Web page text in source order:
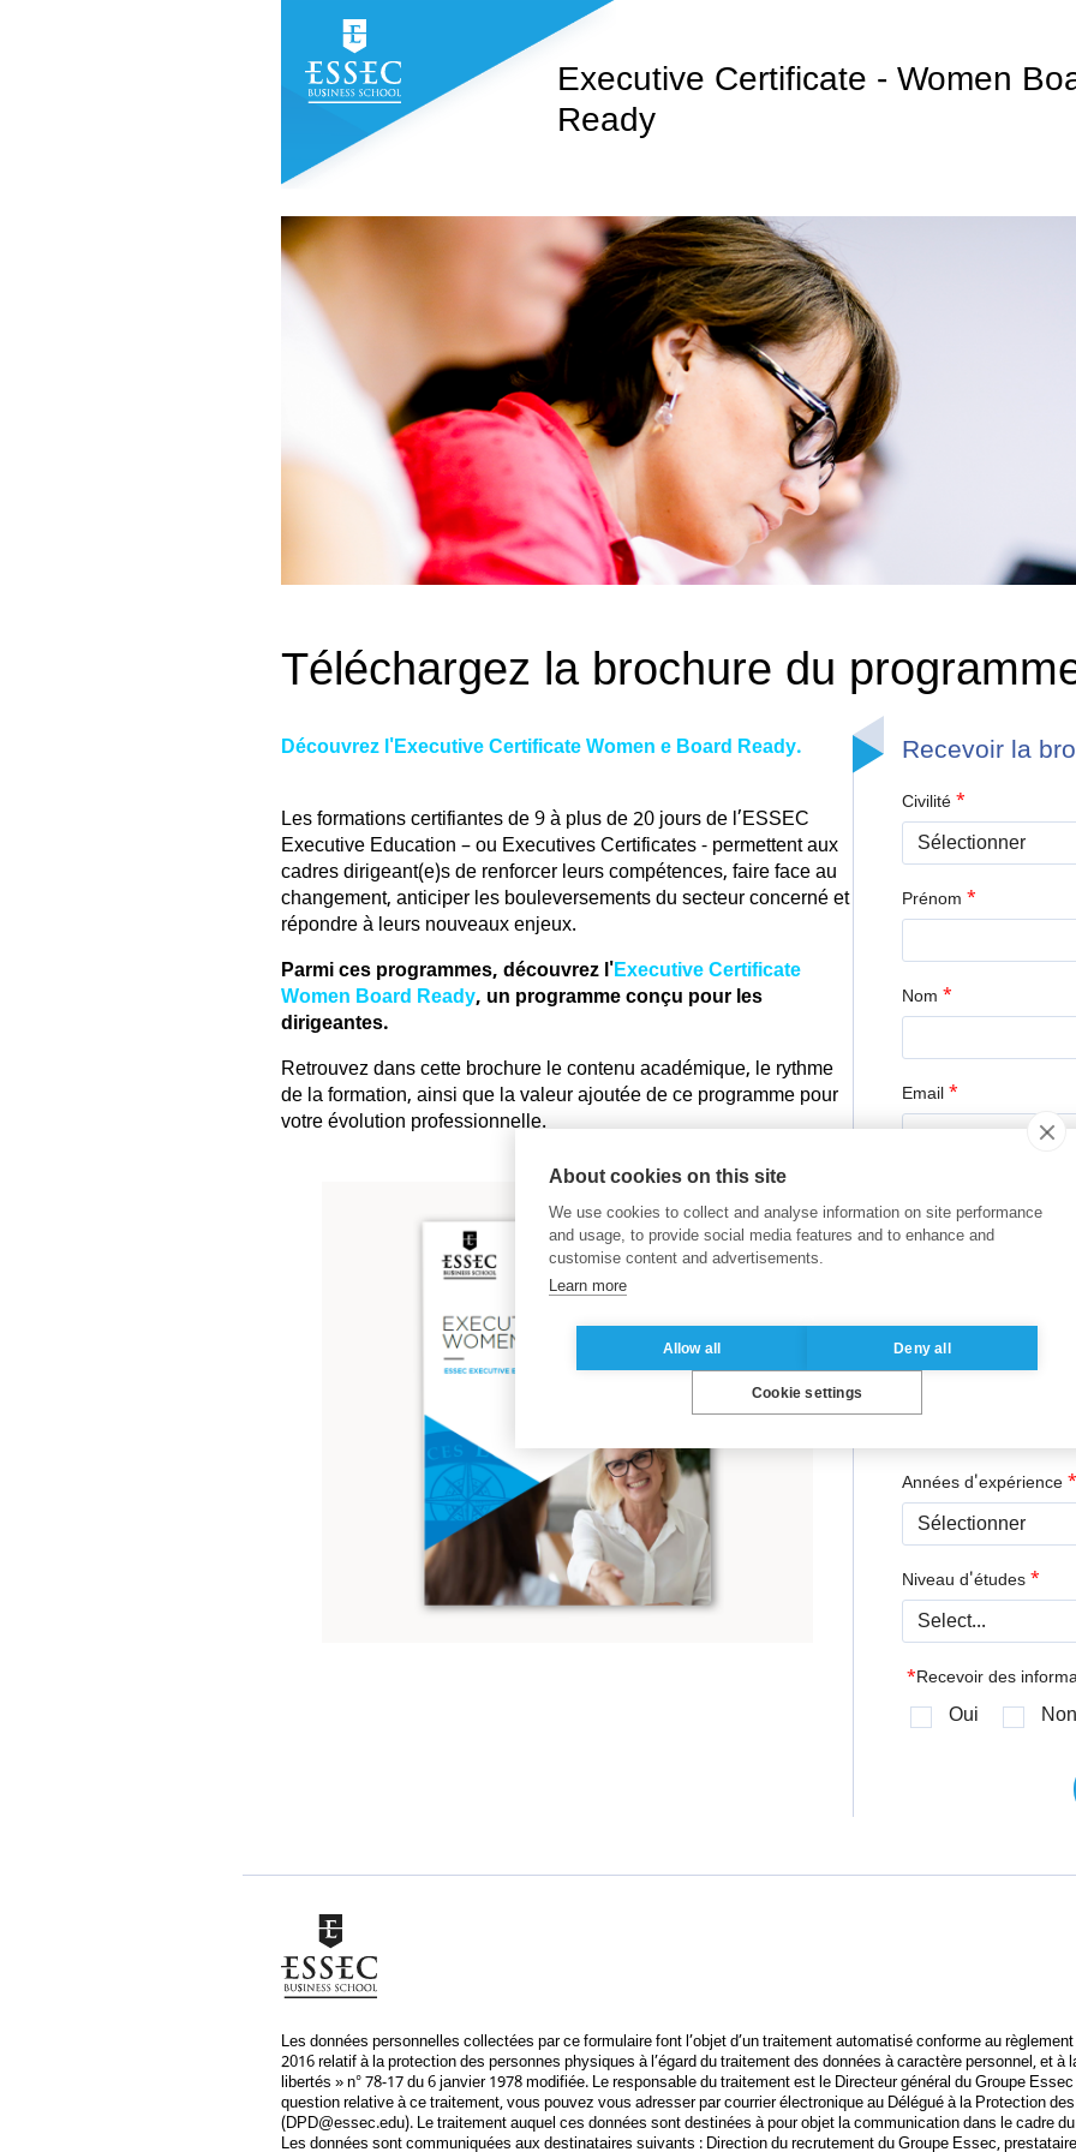
Executive Certificate - Women
Ready
Téléchargez la brochure du
Découvrez l'Executive Certificate Women e Board Ready.
Les formations certifiantes de 9 à plus de 20 jours de l’ESSEC
Executive Education – ou Executives Certificates - permettent aux
cadres dirigeant(e)s de renforcer leurs compétences, faire face au
changement, anticiper les bouleversements du secteur concerné et
répondre à leurs nouveaux enjeux.
Parmi ces programmes, découvrez l'Executive Certificate
Women Board Ready, un programme conçu pour les
dirigeantes.
Retrouvez dans cette brochure le contenu académique, le rythme
de la formation, ainsi que la valeur ajoutée de ce programme pour
votre évolution professionnelle.
Recevoir la
*
Civilité
*
Prénom
*
Nom
*
Email
*
Années d'expérience
*
Niveau d'études
*Recevoir des
Oui Non
Les données personnelles collectées par ce formulaire font l’objet d’un traitement automatisé conforme au
2016 relatif à la protection des personnes physiques à l’égard du traitement des données à caractère personnel, et à
libertés » n° 78-17 du 6 janvier 1978 modifiée. Le responsable du traitement est le Directeur général du Groupe Essec
question relative à ce traitement, vous pouvez vous adresser par courrier électronique au Délégué à la Protection
(DPD@essec.edu). Le traitement auquel ces données sont destinées à pour objet la communication dans le cadre
Les données sont communiquées aux destinataires suivants : Direction du recrutement du Groupe Essec,
About cookies on this site
We use cookies to collect and analyse information on site performance
and usage, to provide social media features and to enhance and
customise content and advertisements.
Learn more
Allow all Deny all
Cookie settings